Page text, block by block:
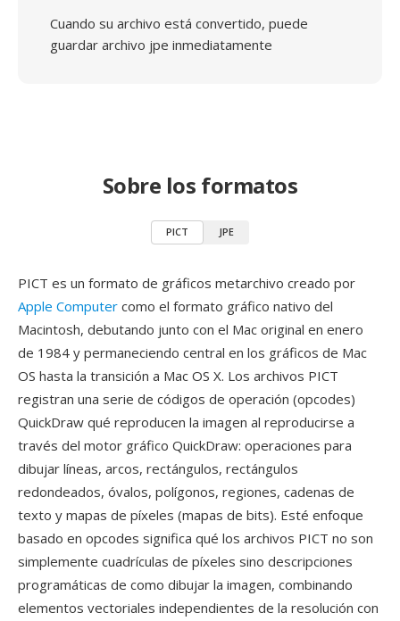
Cuando su archivo está convertido, puede
guardar archivo jpe inmediatamente
Sobre los formatos
PICT JPE
PICT es un formato de gráficos metarchivo creado por
Apple Computer como el formato gráfico nativo del
Macintosh, debutando junto con el Mac original en enero
de 1984 y permaneciendo central en los gráficos de Mac
OS hasta la transición a Mac OS X. Los archivos PICT
registran una serie de códigos de operación (opcodes)
QuickDraw qué reproducen la imagen al reproducirse a
través del motor gráfico QuickDraw: operaciones para
dibujar líneas, arcos, rectángulos, rectángulos
redondeados, óvalos, polígonos, regiones, cadenas de
texto y mapas de píxeles (mapas de bits). Esté enfoque
basado en opcodes significa qué los archivos PICT no son
simplemente cuadrículas de píxeles sino descripciones
programáticas de como dibujar la imagen, combinando
elementos vectoriales independientes de la resolución con